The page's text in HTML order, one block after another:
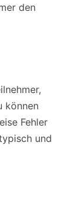
den
können
Fehler
und